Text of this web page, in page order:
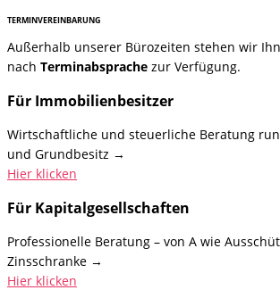
TERMINVEREINBARUNG
Außerhalb unserer Bürozeiten stehen wir
nach Terminabsprache zur Verfügung.
Für Immobilien­besitzer
Wirtschaftliche und steuerliche Beratung
und Grundbesitz →
Hier klicken
Für Kapital­gesellschaften
Professionelle Beratung – von A wie
Zinsschranke →
Hier klicken